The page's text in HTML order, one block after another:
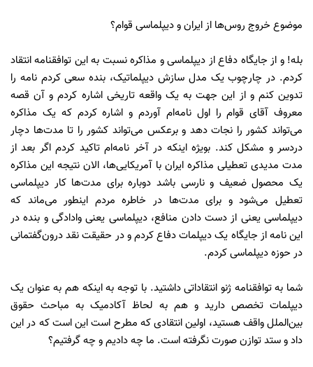
موضوع خروج روس‌ها از ایران و دیپلماسی قوام؟
بله! و از جایگاه دفاع از دیپلماسی و مذاکره نسبت به این توافقنامه انتقاد
کردم. در چارچوب یک مدل سازش دیپلماتیک، بنده سعی کردم نامه را
تدوین کنم و از این جهت به یک واقعه تاریخی اشاره کردم و آن قصه
معروف آقای قوام را اول نامه‌ام آوردم و اشاره کردم که یک مذاکره
می‌تواند کشور را نجات دهد و برعکس می‌تواند کشور را تا مدت‌ها دچار
دردسر و مشکل کند. بویژه اینکه در آخر نامه‌ام تاکید کردم اگر بعد از
مدت مدیدی تعطیلی مذاکره ایران با آمریکایی‌ها، الان نتیجه این مذاکره
یک محصول ضعیف و نارسی باشد دوباره برای مدت‌ها کار دیپلماسی
تعطیل می‌شود و برای مدت‌ها در خاطره مردم اینطور می‌ماند که
دیپلماسی یعنی از دست دادن منافع، دیپلماسی یعنی وادادگی و بنده در
این نامه از جایگاه یک دیپلمات دفاع کردم و در حقیقت نقد درون‌گفتمانی
در حوزه دیپلماسی کردم.
شما به توافقنامه ژنو انتقاداتی داشتید. با توجه به اینکه هم به عنوان یک
دیپلمات تخصص دارید و هم به لحاظ آکادمیک به مباحث حقوق
بین‌الملل واقف هستید، اولین انتقادی که مطرح است این است که در این
داد و ستد توازن صورت نگرفته است. ما چه دادیم و چه گرفتیم؟